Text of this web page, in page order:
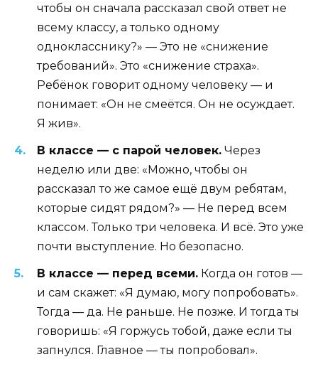
чтобы он сначала рассказал свой ответ не
всему классу, а только одному
однокласснику?» — Это не «снижение
требований». Это «снижение страха».
Ребёнок говорит одному человеку — и
понимает: «Он не смеётся. Он не осуждает.
Я жив».
В классе — с парой человек. Через
неделю или две: «Можно, чтобы он
рассказал то же самое ещё двум ребятам,
которые сидят рядом?» — Не перед всем
классом. Только три человека. И всё. Это уже
почти выступление. Но безопасно.
В классе — перед всеми. Когда он готов —
и сам скажет: «Я думаю, могу попробовать».
Тогда — да. Не раньше. Не позже. И тогда ты
говоришь: «Я горжусь тобой, даже если ты
запнулся. Главное — ты попробовал».